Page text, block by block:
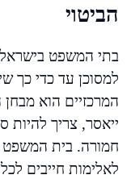
הביטוי
בתי המשפט בישראל
למסוכן עד כדי כך
המרכזיים הוא
ייאסר, צריך להיות
חמורה. בית המשפט
לאלימות חייבים